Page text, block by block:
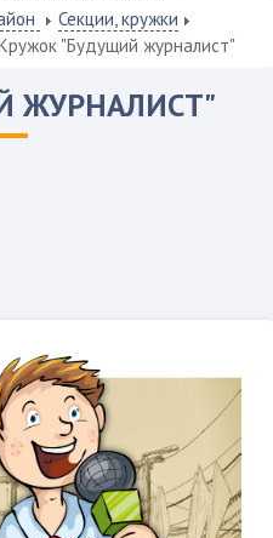
Секции, кружки
"Будущий журналист"
ЖУРНАЛИСТ"